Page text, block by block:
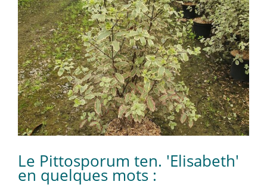
Le Pittosporum ten. 'Elisabeth'
en quelques mots :